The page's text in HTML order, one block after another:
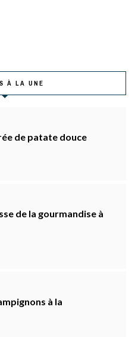
À LA UNE
de patate douce
de la gourmandise à
à la